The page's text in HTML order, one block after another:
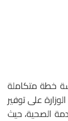
خطة متكاملة
على توفير
الصحية، حيث